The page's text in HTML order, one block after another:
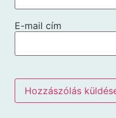
E-mail cím